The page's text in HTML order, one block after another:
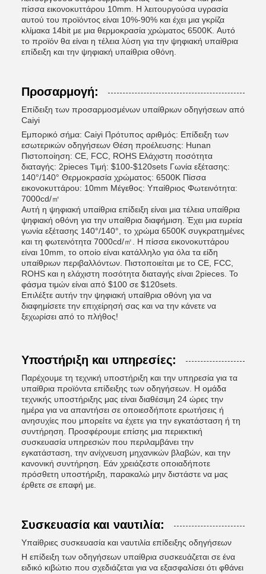
πίσσα εικονοκυττάρου 10mm. Η λειτουργούσα υγρασία
αυτού του προϊόντος είναι 10%-90% και έχει μια γκρίζα
κλίμακα 14bit με μια θερμοκρασία χρώματος 6500K. Αυτό
το προϊόν θα είναι η τέλεια λύση για την ψηφιακή υπαίθρια
επίδειξη και την ψηφιακή υπαίθρια οθόνη.
Προσαρμογή:
Επίδειξη των προσαρμοσμένων υπαίθριων οδηγήσεων από
Caiyi
Εμπορικό σήμα: Caiyi Πρότυπος αριθμός: Επίδειξη των
εσωτερικών οδηγήσεων Θέση προέλευσης: Hunan
Πιστοποίηση: CE, FCC, ROHS Ελάχιστη ποσότητα
διαταγής: 2pieces Τιμή: $100-$120sets Γωνία εξέτασης:
140°/140° Θερμοκρασία χρώματος: 6500K Πίσσα
εικονοκυττάρου: 10mm Μέγεθος: Υπαίθριος Φωτεινότητα:
7000cd/㎡
Αυτή η ψηφιακή υπαίθρια επίδειξη είναι μια τέλεια υπαίθρια
ψηφιακή οθόνη για την υπαίθρια διαφήμιση. Έχει μια ευρεία
γωνία εξέτασης 140°/140°, το χρώμα 6500K συγκρατημένες
και τη φωτεινότητα 7000cd/㎡. Η πίσσα εικονοκυττάρου
είναι 10mm, το οποίο είναι κατάλληλο για όλα τα είδη
υπαίθριων περιβαλλόντων. Πιστοποιείται με το CE, FCC,
ROHS και η ελάχιστη ποσότητα διαταγής είναι 2pieces. Το
φάσμα τιμών είναι από $100 σε $120sets.
Επιλέξτε αυτήν την ψηφιακή υπαίθρια οθόνη για να
διαφημίσετε την επιχείρησή σας και να την κάνετε να
ξεχωρίσει από το πλήθος!
Υποστήριξη και υπηρεσίες:
Παρέχουμε τη τεχνική υποστήριξη και την υπηρεσία για τα
υπαίθρια προϊόντα επίδειξης των οδηγήσεων. Η ομάδα
τεχνικής υποστήριξης μας είναι διαθέσιμη 24 ώρες την
ημέρα για να απαντήσει σε οποιεσδήποτε ερωτήσεις ή
ανησυχίες που μπορείτε να έχετε για την εγκατάσταση ή τη
συντήρηση. Προσφέρουμε επίσης μια περιεκτική
συσκευασία υπηρεσιών που περιλαμβάνει την
εγκατάσταση, την ανίχνευση μηχανικών βλαβών, και την
κανονική συντήρηση. Εάν χρειάζεστε οποιαδήποτε
πρόσθετη υποστήριξη, παρακαλώ μην διστάστε να μας
έρθετε σε επαφή με.
Συσκευασία και ναυτιλία:
Υπαίθριες συσκευασία και ναυτιλία επίδειξης οδηγήσεων
Η επίδειξη των οδηγήσεων υπαίθρια συσκευάζεται σε ένα
ειδικό κιβώτιο που σχεδιάζεται για να εξασφαλίσει ότι φθάνει